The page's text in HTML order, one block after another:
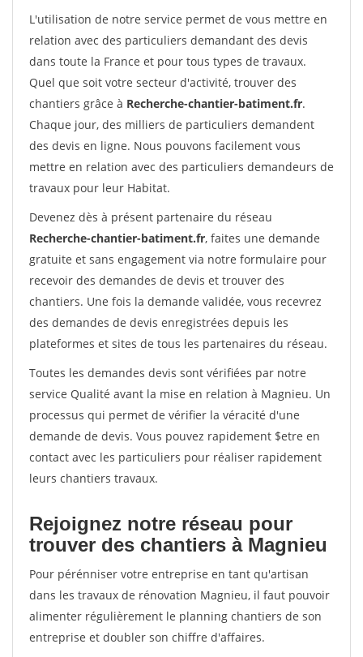
L'utilisation de notre service permet de vous mettre en
relation avec des particuliers demandant des devis
dans toute la France et pour tous types de travaux.
Quel que soit votre secteur d'activité, trouver des
chantiers grâce à Recherche-chantier-batiment.fr.
Chaque jour, des milliers de particuliers demandent
des devis en ligne. Nous pouvons facilement vous
mettre en relation avec des particuliers demandeurs de
travaux pour leur Habitat.
Devenez dès à présent partenaire du réseau
Recherche-chantier-batiment.fr, faites une demande
gratuite et sans engagement via notre formulaire pour
recevoir des demandes de devis et trouver des
chantiers. Une fois la demande validée, vous recevrez
des demandes de devis enregistrées depuis les
plateformes et sites de tous les partenaires du réseau.
Toutes les demandes devis sont vérifiées par notre
service Qualité avant la mise en relation à Magnieu. Un
processus qui permet de vérifier la véracité d'une
demande de devis. Vous pouvez rapidement $etre en
contact avec les particuliers pour réaliser rapidement
leurs chantiers travaux.
Rejoignez notre réseau pour
trouver des chantiers à Magnieu
Pour pérénniser votre entreprise en tant qu'artisan
dans les travaux de rénovation Magnieu, il faut pouvoir
alimenter régulièrement le planning chantiers de son
entreprise et doubler son chiffre d'affaires.